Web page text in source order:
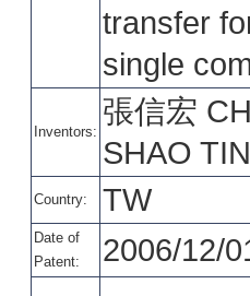
transfer
single
Inventors:
張信宏
SHAO
Country: TW
Date of
Patent:
2006/12/